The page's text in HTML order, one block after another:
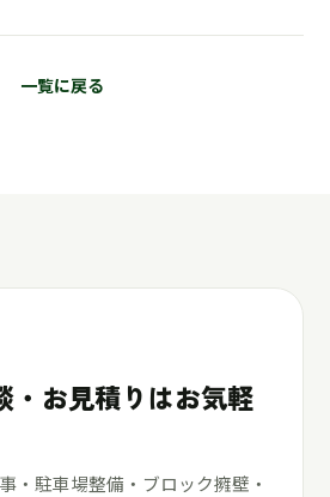
一覧に戻る
・お見積りはお気軽
・駐車場整備・ブロック擁壁・